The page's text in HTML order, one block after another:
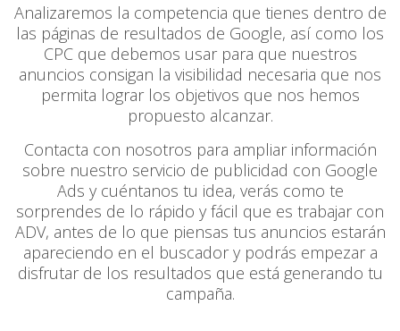
Analizaremos la competencia que tienes dentro de
las páginas de resultados de Google, así como los
CPC que debemos usar para que nuestros
anuncios consigan la visibilidad necesaria que nos
permita lograr los objetivos que nos hemos
propuesto alcanzar.
Contacta con nosotros para ampliar información
sobre nuestro servicio de publicidad con Google
Ads y cuéntanos tu idea, verás como te
sorprendes de lo rápido y fácil que es trabajar con
ADV, antes de lo que piensas tus anuncios estarán
apareciendo en el buscador y podrás empezar a
disfrutar de los resultados que está generando tu
campaña.